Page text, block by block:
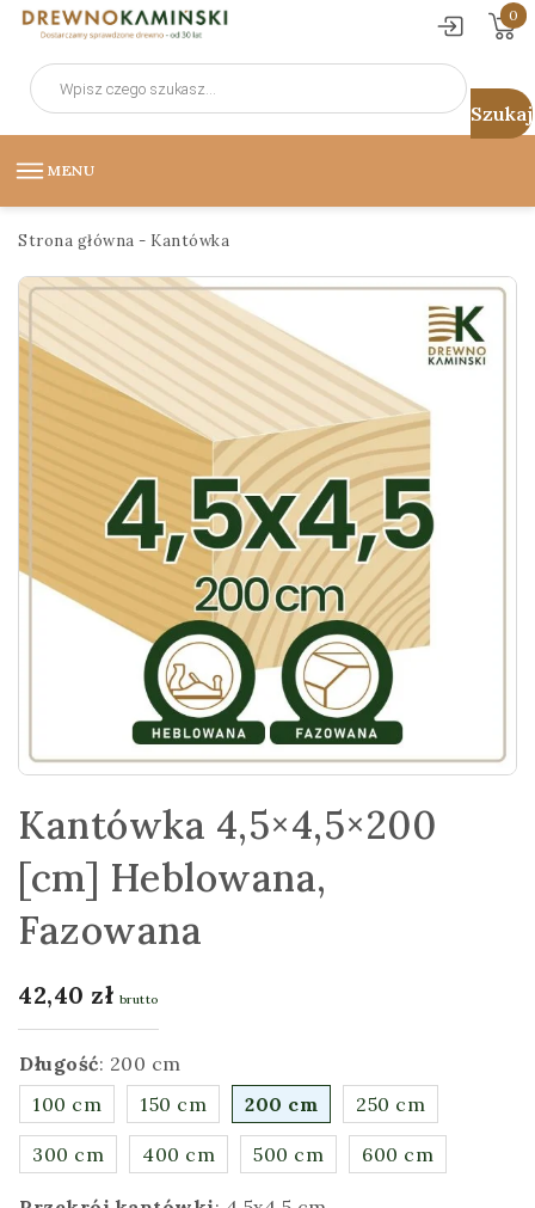
0
Wyszukiwarka
produktów
MENU
Strona główna - Kantówka
Kantówka 4,5×4,5×200
[cm] Heblowana,
Fazowana
42,40 zł brutto
Długość: 200 cm
100 cm
150 cm 200 cm 250 cm
300 cm 400 cm 500 cm 600 cm